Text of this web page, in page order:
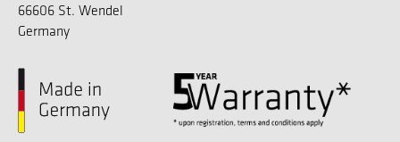
66606 St. Wendel
Germany